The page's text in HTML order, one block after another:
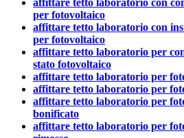
affittare tetto laboratorio con
per fotovoltaico
affittare tetto laboratorio con
per fotovoltaico
affittare tetto laboratorio per
stato fotovoltaico
affittare tetto laboratorio per
affittare tetto laboratorio per
affittare tetto laboratorio per
bonificato
affittare tetto laboratorio per